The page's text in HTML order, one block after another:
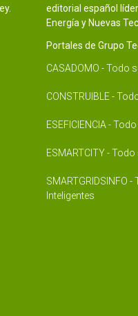
editorial español
Energía y Nuevas
Portales de Grupo
CASADOMO - Todo
CONSTRUIBLE -
ESEFICIENCIA -
ESMARTCITY -
SMARTGRIDSINFO
Inteligentes